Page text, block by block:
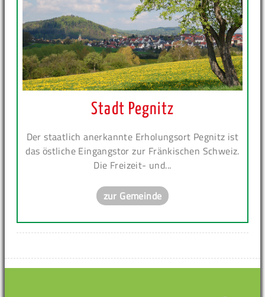
Stadt Pegnitz
Der staatlich anerkannte Erholungsort Pegnitz ist
das östliche Eingangstor zur Fränkischen Schweiz.
Die Freizeit- und...
zur Gemeinde